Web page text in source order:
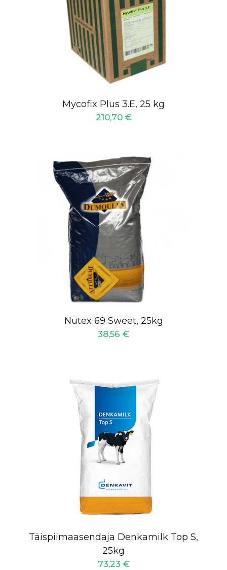
Mycofix Plus 3.E, 25 kg
210,70 €
Nutex 69 Sweet, 25kg
38,56 €
Täispiimaasendaja Denkamilk Top S,
25kg
73,23 €